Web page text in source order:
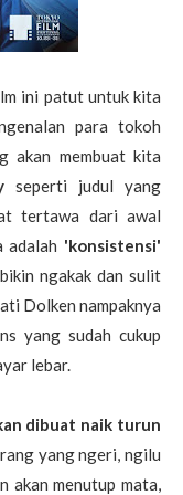
ini patut untuk kita
para tokoh
akan membuat kita
seperti judul yang
tertawa dari awal
adalah 'konsistensi'
ngakak dan sulit
Dolken nampaknya
yang sudah cukup
lebar.
dibuat naik turun
yang ngeri, ngilu
akan menutup mata,